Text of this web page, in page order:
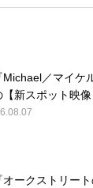
Michael／マイ
新スポット映像
ークストリート